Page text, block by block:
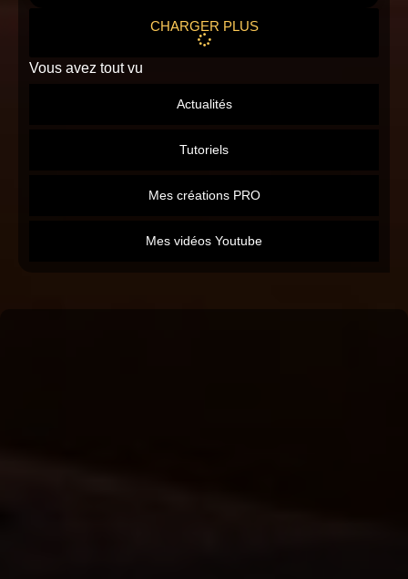
Actualités
Tutoriels
Mes créations PRO
Mes vidéos Youtube
CHARGER PLUS
Vous avez tout vu